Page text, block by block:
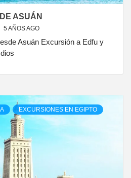
ASUÁN
5 AÑOS AGO
Asuán Excursión a Edfu y
EXCURSIONES EN EGIPTO